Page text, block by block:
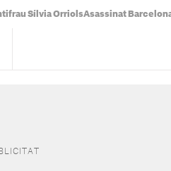
Sílvia OrriolsAsassinat